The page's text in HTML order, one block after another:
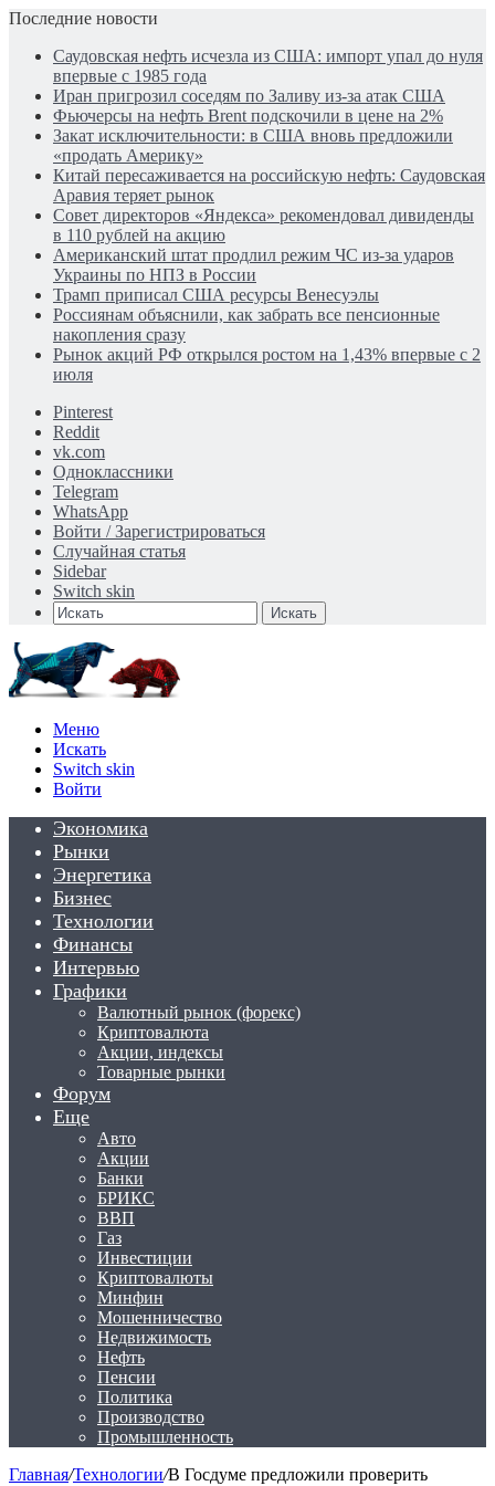
Последние новости
Саудовская нефть исчезла из США: импорт упал до нуля
впервые с 1985 года
Иран пригрозил соседям по Заливу из-за атак США
Фьючерсы на нефть Brent подскочили в цене на 2%
Закат исключительности: в США вновь предложили
«продать Америку»
Китай пересаживается на российскую нефть: Саудовская
Аравия теряет рынок
Совет директоров «Яндекса» рекомендовал дивиденды
в 110 рублей на акцию
Американский штат продлил режим ЧС из-за ударов
Украины по НПЗ в России
Трамп приписал США ресурсы Венесуэлы
Россиянам объяснили, как забрать все пенсионные
накопления сразу
Рынок акций РФ открылся ростом на 1,43% впервые с 2
июля
Pinterest
Reddit
vk.com
Одноклассники
Telegram
WhatsApp
Войти / Зарегистрироваться
Случайная статья
Sidebar
Switch skin
Искать
Меню
Искать
Switch skin
Войти
Экономика
Рынки
Энергетика
Бизнес
Технологии
Финансы
Интервью
Графики
Валютный рынок (форекс)
Криптовалюта
Акции, индексы
Товарные рынки
Форум
Еще
Авто
Акции
Банки
БРИКС
ВВП
Газ
Инвестиции
Криптовалюты
Минфин
Мошенничество
Недвижимость
Нефть
Пенсии
Политика
Производство
Промышленность
Главная/Технологии/В Госдуме предложили проверить